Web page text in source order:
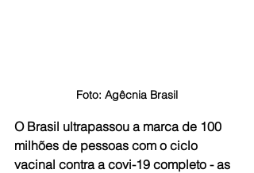
Foto: Agêcnia Brasil
O Brasil ultrapassou a marca de 100
milhões de pessoas com o ciclo
vacinal contra a covi-19 completo - as